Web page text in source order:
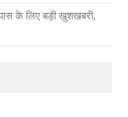
के लिए बड़ी खुशखबरी,